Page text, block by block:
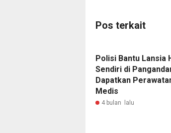
Pos terkait
Polisi Bantu Lansia
Sendiri di
Dapatkan
Medis
4 bulan lalu